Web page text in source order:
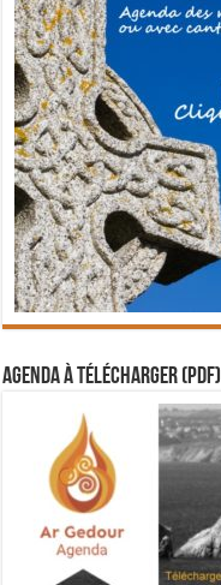
Agenda à télécharger (PDF)